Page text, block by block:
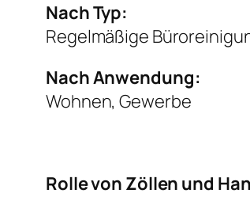
Nach Typ:
Regelmäßige
Nach Anwendung:
Wohnen, Gewerbe
Rolle von Zöllen und